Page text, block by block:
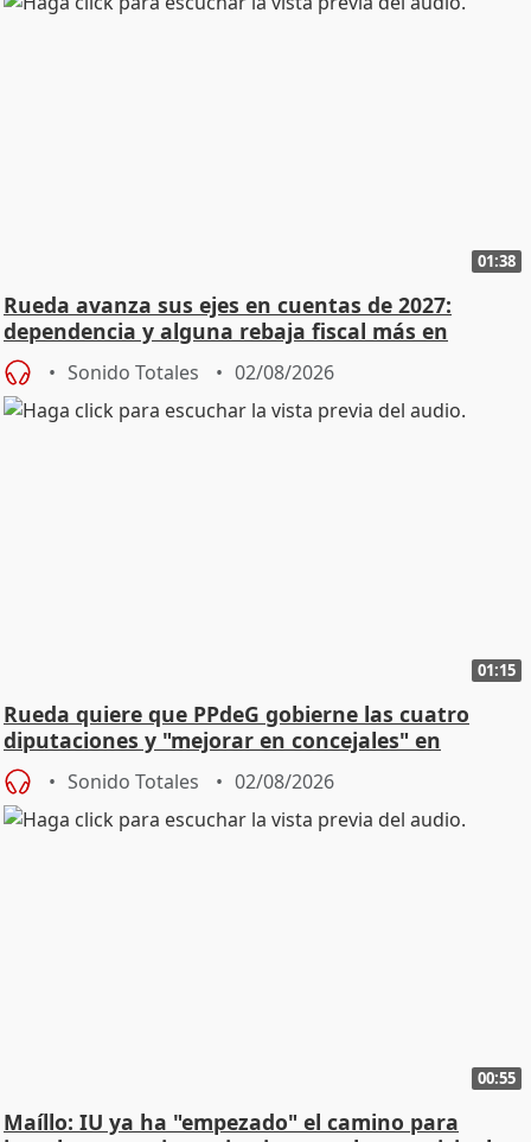
01:38
Rueda avanza sus ejes en cuentas de 2027:
dependencia y alguna rebaja fiscal más en
vivienda
Sonido Totales 02/08/2026
01:15
Rueda quiere que PPdeG gobierne las cuatro
diputaciones y "mejorar en concejales" en
ciudades
Sonido Totales 02/08/2026
00:55
Maíllo: IU ya ha "empezado" el camino para